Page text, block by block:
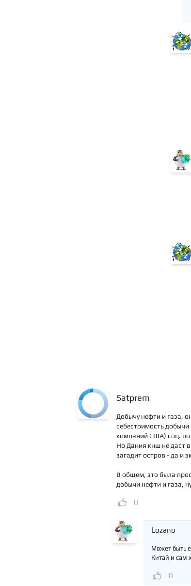
Satprem
Добычу нефти и газа,
себестоимость
компаний США) соц.
Но Дания кнш не даст
загадит остров - да и
В общем, это была
добычи нефти и газа,
0
Lozano
Может быть
Китай и сам
0